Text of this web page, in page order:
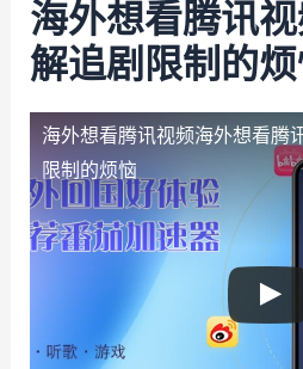
海外想看腾讯
解追剧限制的
海外想看腾讯视频海外想看腾
限制的烦恼